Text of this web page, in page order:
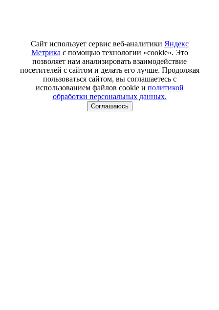
Сайт использует сервис веб-аналитики Яндекс
Метрика с помощью технологии «cookie». Это
позволяет нам анализировать взаимодействие
посетителей с сайтом и делать его лучше. Продолжая
пользоваться сайтом, вы соглашаетесь с
использованием файлов cookie и политикой
обработки персональных данных.
Соглашаюсь